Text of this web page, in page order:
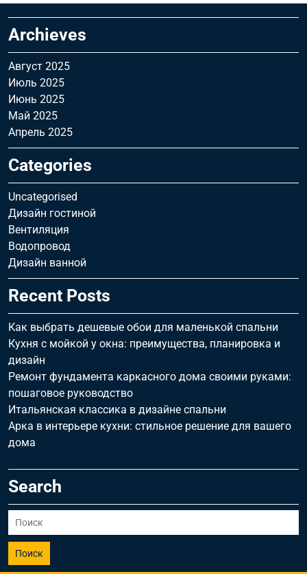
Archieves
Август 2025
Июль 2025
Июнь 2025
Май 2025
Апрель 2025
Categories
Uncategorised
Дизайн гостиной
Вентиляция
Водопровод
Дизайн ванной
Recent Posts
Как выбрать дешевые обои для маленькой спальни
Кухня с мойкой у окна: преимущества, планировка и
дизайн
Ремонт фундамента каркасного дома своими руками:
пошаговое руководство
Итальянская классика в дизайне спальни
Арка в интерьере кухни: стильное решение для вашего
дома
Search
Поиск